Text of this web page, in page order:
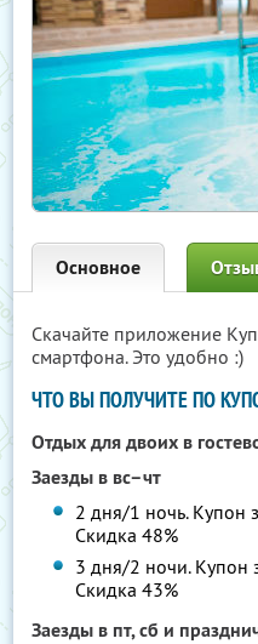
Основное
Скачайте приложение
смартфона. Это удобно :)
ЧТО ВЫ ПОЛУЧИТЕ ПО
Отдых для двоих в
Заезды в вс–чт
2 дня/1 ночь. Купон
Скидка 48%
3 дня/2 ночи. Купон
Скидка 43%
Заезды в пт, сб и